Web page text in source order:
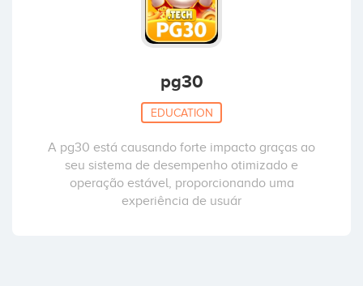
pg30
EDUCATION
A pg30 está causando forte impacto graças ao
seu sistema de desempenho otimizado e
operação estável, proporcionando uma
experiência de usuár